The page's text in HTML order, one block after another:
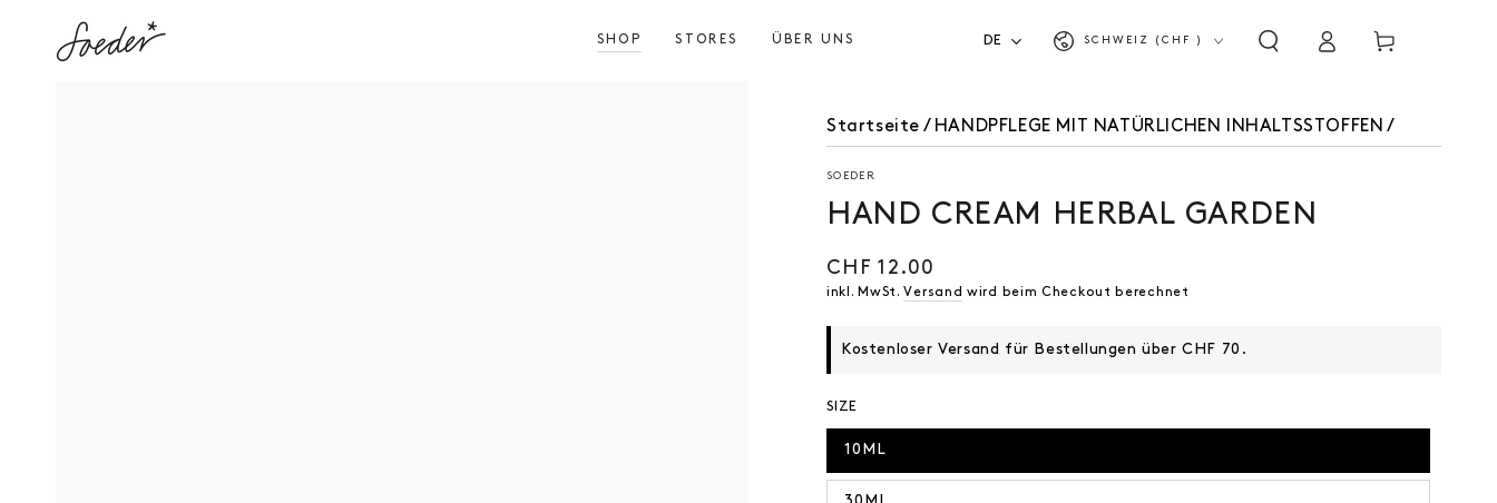
SPRINGEN
SHOP
STORES ÜBER UNS DE
Land/Region
SCHWEIZ (CHF ) EinloggenWarenkorb
Startseite / HANDPFLEGE MIT NATÜRLICHEN INHALTSSTOFFEN /
SOEDER
HAND CREAM HERBAL GARDEN
Regulärer
Preis
CHF 12.00
inkl. MwSt.Versand wird beim Checkout berechnet
Kostenloser Versand für Bestellungen über CHF 70.
SIZE
10ML